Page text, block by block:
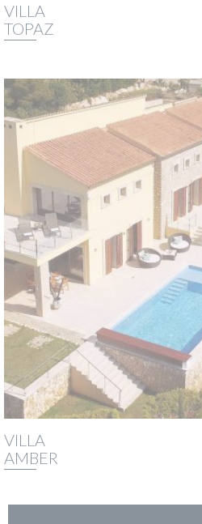
VILLA
TOPAZ
VILLA
AMBER